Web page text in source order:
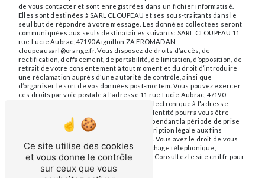
de vous contacter et sont enregistrées dans un fichier informatisé.
Elles sont destinées à SARL CLOUPEAU et ses sous-traitants dans le
seul but de répondre à votre message. Les données collectées seront
communiquées aux seuls destinataires suivants: SARL CLOUPEAU 11
rue Lucie Aubrac, 47190 Aiguillon ZA FROMADAN
cloupeausarl@orange.fr. Vous disposez de droits d’accès, de
rectification, d’effacement, de portabilité, de limitation, d’opposition, de
retrait de votre consentement à tout moment et du droit d’introduire
une réclamation auprès d’une autorité de contrôle, ainsi que
d’organiser le sort de vos données post-mortem. Vous pouvez exercer
ces droits par voie postale à l'adresse 11 rue Lucie Aubrac, 47190
Aiguillon ZA FROMADAN ou par courrier électronique à l'adresse
cloupeausarl@orange.fr. Un justificatif d'identité pourra vous être
demandé. Nous conservons vos données pendant la période de prise
de contact puis pendant la durée de prescription légale aux fins
probatoires et de gestion des contentieux. Vous avez le droit de vous
inscrire sur la liste d'opposition au démarchage téléphonique,
disponible à cette adresse:Bloctel.gouv.fr
. Consultez le site cnil.fr pour
plus d’informations sur vos droits.
Ce site utilise des cookies
et vous donne le contrôle
sur ceux que vous